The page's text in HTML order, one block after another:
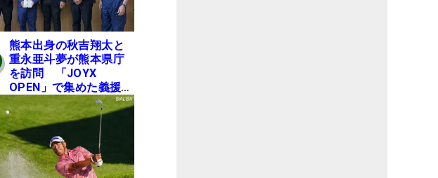
熊本出身の秋吉翔太と
重永亜斗夢が熊本県庁
を訪問 「JOYX
OPEN」で集めた義援金